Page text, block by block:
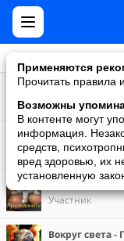
Применяются
Прочитать
Возможны
В контенте могут
информация.
средств,
вред здоровью, их
установленную
5 смешных
Участник
Be smart -
Участник
Без кота и
Участник
Вокруг света